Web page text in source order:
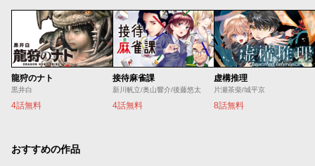
龍狩のナト
黒井白
4話無料
接待麻雀課
新川帆立/奥山響介/後藤悠太
4話無料
虚構推理
片瀬茶柴/城平京
8話無料
おすすめの作品